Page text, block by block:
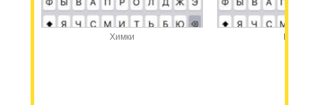
Химки Казань